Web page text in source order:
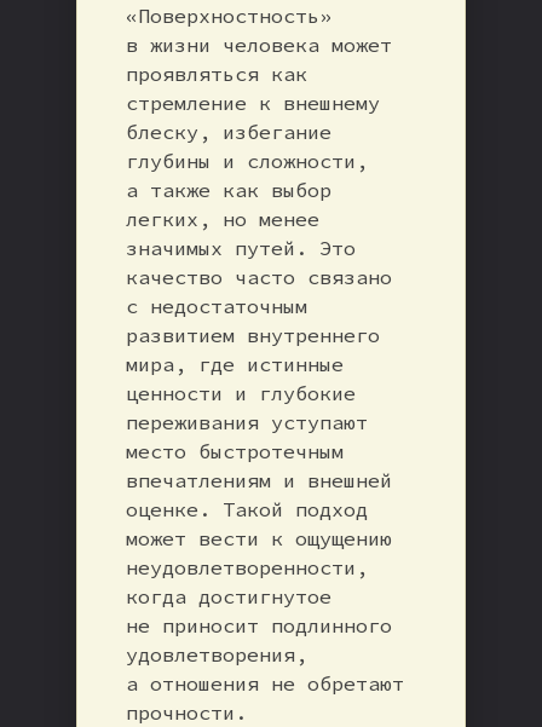
«Поверхностность»
в жизни человека может
проявляться как
стремление к внешнему
блеску, избегание
глубины и сложности,
а также как выбор
легких, но менее
значимых путей. Это
качество часто связано
с недостаточным
развитием внутреннего
мира, где истинные
ценности и глубокие
переживания уступают
место быстротечным
впечатлениям и внешней
оценке. Такой подход
может вести к ощущению
неудовлетворенности,
когда достигнутое
не приносит подлинного
удовлетворения,
а отношения не обретают
прочности.